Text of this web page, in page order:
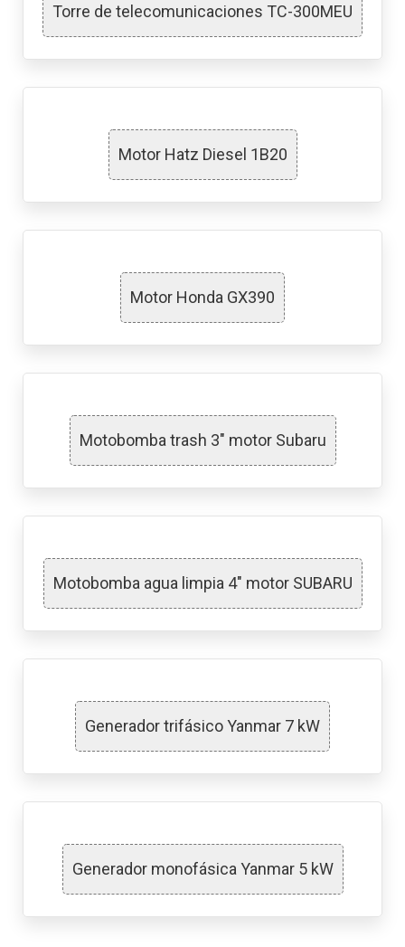
Torre de telecomunicaciones TC-300MEU
Motor Hatz Diesel 1B20
Motor Honda GX390
Motobomba trash 3″ motor Subaru
Motobomba agua limpia 4″ motor SUBARU
Generador trifásico Yanmar 7 kW
Generador monofásica Yanmar 5 kW